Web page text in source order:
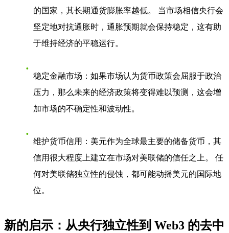
的国家，其长期通货膨胀率越低。 当市场相信央行会
坚定地对抗通胀时，通胀预期就会保持稳定，这有助
于维持经济的平稳运行。
稳定金融市场 ：如果市场认为货币政策会屈服于政治
压力，那么未来的经济政策将变得难以预测，这会增
加市场的不确定性和波动性。
维护货币信用 ：美元作为全球最主要的储备货币，其
信用很大程度上建立在市场对美联储的信任之上。 任
何对美联储独立性的侵蚀，都可能动摇美元的国际地
位。
新的启示：从央行独立性到 Web3 的去中